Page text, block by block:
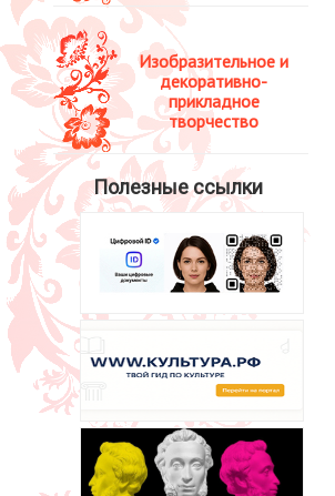
Изобразительное и
декоративно-
прикладное
творчество
Полезные ссылки